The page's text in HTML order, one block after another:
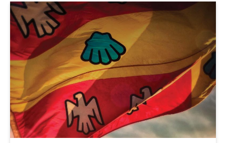
Quand
l’Université
contribue
faire
de
Québec
une
ville
leader
en
santé
urbaine
durable